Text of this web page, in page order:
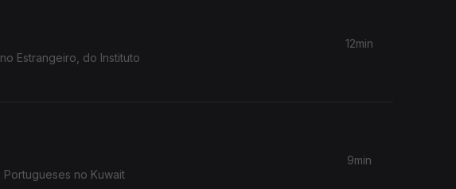
12min
no Kuwait
9min